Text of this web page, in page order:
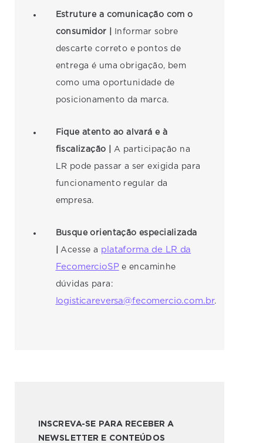
Estruture a comunicação com o
consumidor | Informar sobre
descarte correto e pontos de
entrega é uma obrigação, bem
como uma oportunidade de
posicionamento da marca.
Fique atento ao alvará e à
fiscalização | A participação na
LR pode passar a ser exigida para
funcionamento regular da
empresa.
Busque orientação especializada
|Acesse a plataforma de LR da
FecomercioSPe encaminhe
dúvidas para:
logisticareversa@fecomercio.com.br.
INSCREVA-SE PARA RECEBER A
NEWSLETTER E CONTEÚDOS